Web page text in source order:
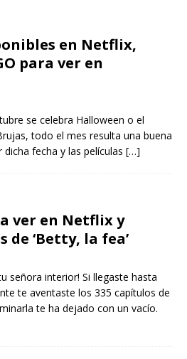
en Netflix,
para ver en
se celebra Halloween o el
todo el mes resulta una buena
fecha y las películas […]
ver en Netflix y
de ‘Betty, la fea’
señora interior! Si llegaste hasta
te aventaste los 335 capítulos de
te ha dejado con un vacío.